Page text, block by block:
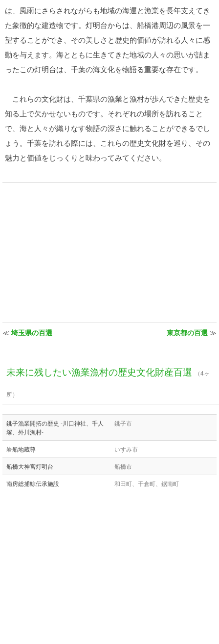
は、風雨にさらされながらも地域の海運と漁業を長年支えてき
た象徴的な建造物です。灯明台からは、船橋港周辺の風景を一
望することができ、その美しさと歴史的価値が訪れる人々に感
動を与えます。海とともに生きてきた地域の人々の思いが詰ま
ったこの灯明台は、千葉の海文化を物語る重要な存在です。
これらの文化財は、千葉県の漁業と漁村が歩んできた歴史を
知る上で欠かせないものです。それぞれの場所を訪れること
で、海と人々が織りなす物語の深さに触れることができるでし
ょう。千葉を訪れる際には、これらの歴史文化財を巡り、その
魅力と価値をじっくりと味わってみてください。
≪ 埼玉県の百選 東京都の百選 ≫
未来に残したい漁業漁村の歴史文化財産百選 （4ヶ
所）
銚子漁業開拓の歴史 -川口神社、千人
塚、外川漁村-
銚子市
岩船地蔵尊 いすみ市
船橋大神宮灯明台 船橋市
南房総捕鯨伝承施設 和田町、千倉町、鋸南町